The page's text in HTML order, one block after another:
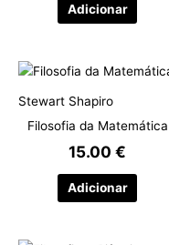
Adicionar
Stewart Shapiro
Filosofia da Matemática
15.00€
Adicionar